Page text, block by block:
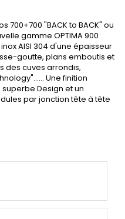
"BACK to BACK" ou
gamme OPTIMA 900
AISI 304 d'une épaisseur
goutte, plans emboutis et
des cuves arrondis,
Une finition
Design et un
par jonction tête à tête